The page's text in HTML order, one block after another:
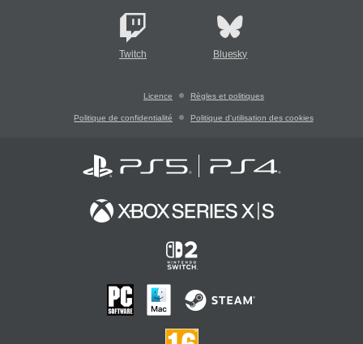
Twitch Bluesky
Licence Règles et politiques
Politique de confidentialité Politique d'utilisation des cookies